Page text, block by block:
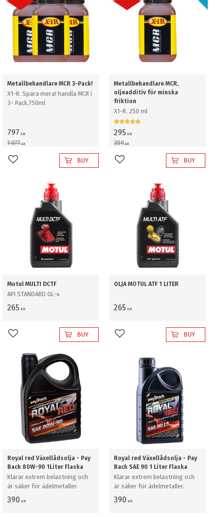
Metallbehandlare MCR 3-Pack!
X1-R. Spara mera! handla MCR i
3- Pack.750ml
797 KR
1 077KR
Add to favorites BUY
Metallbehandlare MCR,
oljeadditiv för minska
friktion
X1-R. 250 ml
295 KR
359KR
Add to favorites BUY
Motul MULTI DCTF
API STANDARD GL-4
265 KR
Add to favorites BUY
OLJA MOTUL ATF 1 LITER
265 KR
Add to favorites BUY
Royal red Växellådsolja - Pay
Back 80W-90 1Liter Flaska
Klarar extrem belastning och
är säker för ädelmetaller.
390 KR
Royal red Växellådsolja - Pay
Back SAE 90 1 Liter Flaska
Klarar extrem belastning och
är säker för ädelmetaller.
390 KR